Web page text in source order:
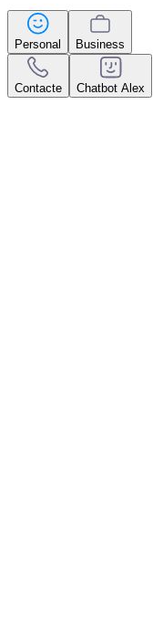
Personal Business
Contacte Chatbot Alex